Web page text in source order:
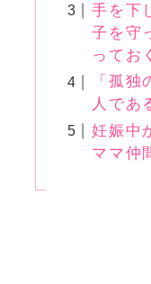
手を下
子を守
っておく
「孤
人であ
妊娠中
ママ仲